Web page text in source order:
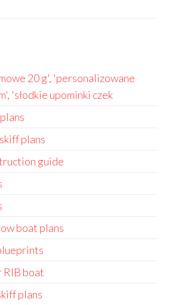
20 g', 'personalizowane
'słodkie upominki czek
plans
guide
boat plans
boat
plans